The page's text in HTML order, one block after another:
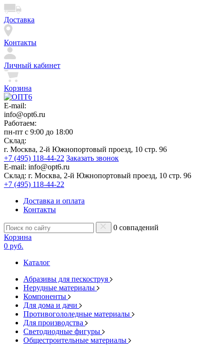
Доставка
Контакты
Личный кабинет
Корзина
E-mail:
info@opt6.ru
Работаем:
пн-пт с 9:00 до 18:00
Склад:
г. Москва, 2-й Южнопортовый проезд, 10 стр. 96
+7 (495) 118-44-22 Заказать звонок
E-mail: info@opt6.ru
Склад: г. Москва, 2-й Южнопортовый проезд, 10 стр. 96
+7 (495) 118-44-22
Доставка и оплата
Контакты
0 совпадений
Корзина
0 руб.
Каталог
Абразивы для пескоструя
Нерудные материалы
Компоненты
Для дома и дачи
Противогололедные материалы
Для производства
Светодиодные фигуры
Общестроительные материалы